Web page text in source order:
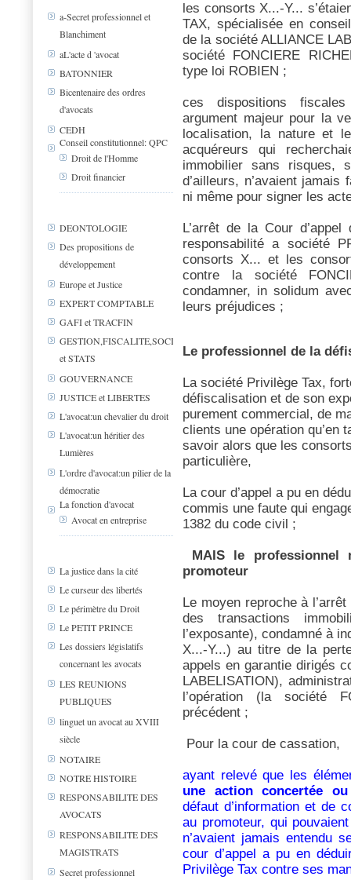
a-Secret professionnel et
Blanchiment
aL'acte d 'avocat
BATONNIER
Bicentenaire des ordres
d'avocats
CEDH
Conseil constitutionnel: QPC
Droit de l'Homme
Droit financier
DEONTOLOGIE
Des propositions de
développement
Europe et Justice
EXPERT COMPTABLE
GAFI et TRACFIN
GESTION,FISCALITE,SOCIAL
et STATS
GOUVERNANCE
JUSTICE et LIBERTES
L'avocat:un chevalier du droit
L'avocat:un héritier des
Lumières
L'ordre d'avocat:un pilier de la
démocratie
La fonction d'avocat
Avocat en entreprise
La justice dans la cité
Le curseur des libertés
Le périmètre du Droit
Le PETIT PRINCE
Les dossiers législatifs
concernant les avocats
LES REUNIONS
PUBLIQUES
linguet un avocat au XVIII
siècle
NOTAIRE
NOTRE HISTOIRE
RESPONSABILITE DES
AVOCATS
RESPONSABILITE DES
MAGISTRATS
Secret professionnel
les consorts X...-Y...
TAX, spécialisée en
de la société ALLIANCE
société FONCIERE
type loi ROBIEN ;
ces dispositions
argument majeur pour la
localisation, la nature et
acquéreurs qui
immobilier sans risques,
d’ailleurs, n’avaient
ni même pour signer les
L’arrêt de la Cour
responsabilité a société
consorts X... et les
contre la société
condamner, in solidum
leurs préjudices ;
Le professionnel de la
La société Privilège Tax,
défiscalisation et de son
purement commercial, de
clients une opération qu’en
savoir alors que les
particulière,
La cour d’appel a pu en
commis une faute qui
1382 du code civil ;
MAIS le
promoteur
Le moyen reproche à
des transactions
l’exposante), condamné à
X...-Y...) au titre de la
appels en garantie dirigés
LABELISATION),
l’opération (la société
précédent ;
Pour la cour de cassation,
ayant relevé que les
une action concertée ou
défaut d’information et de
au promoteur, qui
n’avaient jamais entendu
cour d’appel a pu en
Privilège Tax contre ses